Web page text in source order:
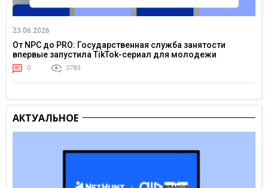
23.06.2026
От NPC до PRO: Государственная служба занятости
впервые запустила TikTok-сериал для молодежи
0 3783
АКТУАЛЬНОЕ